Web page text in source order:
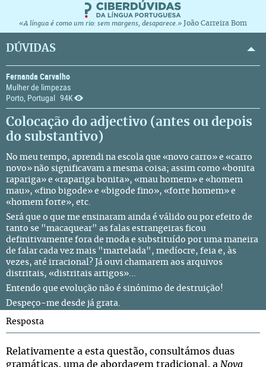
«A língua é como um rio: sem margens, desaparece.» João Carreira Bom
DÚVIDAS
Fernanda Carvalho
Mulher de limpezas
Porto, Portugal 94K
Colocação do adjectivo (antes ou depois
do substantivo)
No meu tempo, aprendi na escola que «novo carro» e «carro
novo» não significavam a mesma coisa; assim como «bonita
rapariga» e «rapariga bonita», «mau homem» e «homem
mau», «fino bigode» e «bigode fino», «forte homem» e
«homem forte», etc.
Será que o que me ensinaram ainda é válido ou por efeito de
tanto se "macaquear" as falas estrangeiras ficou
definitivamente fora de moda e substituído por uma maneira
de falar cada vez mais "martelada", medíocre, feia e, às
vezes, até irracional? Já ouvi chamarem aos arquivos
distritais, «distritais artigos»...
Entendo que evolução não é sinónimo de destruição!
Despeço-me desde já grata.
Resposta
Relativamente a esta questão, consultámos duas
gramáticas, uma de abordagem tradicional, a Nova